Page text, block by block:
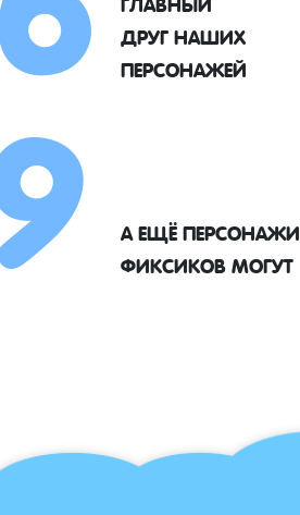
ДРУГ НАШИХ
ПЕРСОНАЖЕЙ
А ЕЩЁ ПЕРСОНАЖИ
ФИКСИКОВ МОГУТ